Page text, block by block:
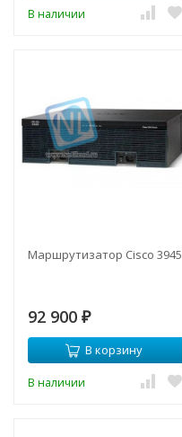
В наличии
Маршрутизатор Cisco 3945
92 900 ₽
В корзину
В наличии